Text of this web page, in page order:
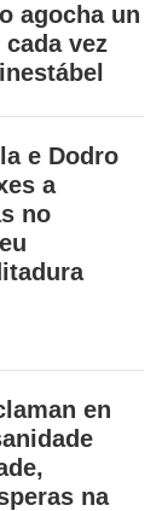
agocha un
vez
e Dodro
a
no
en
na